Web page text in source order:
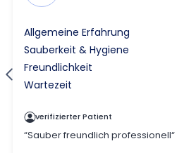
Allgemeine Erfahrung
Sauberkeit & Hygiene
Freundlichkeit
Wartezeit
verifizierter Patient
“Sauber freundlich professionell“